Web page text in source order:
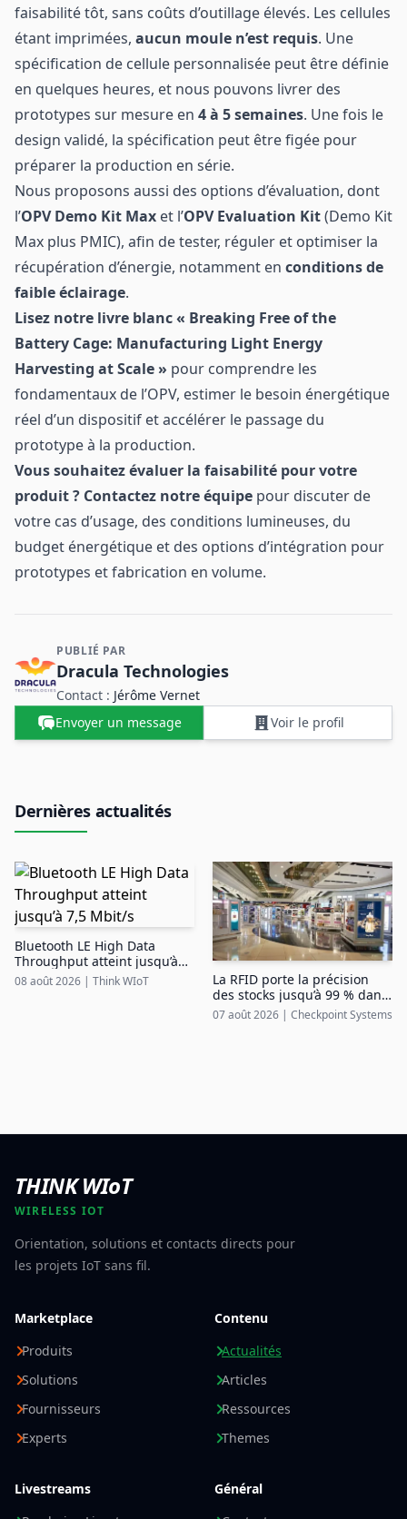
faisabilité tôt, sans coûts d’outillage élevés. Les cellules
étant imprimées, aucun moule n’est requis. Une
spécification de cellule personnalisée peut être définie
en quelques heures, et nous pouvons livrer des
prototypes sur mesure en 4 à 5 semaines. Une fois le
design validé, la spécification peut être figée pour
préparer la production en série.
Nous proposons aussi des options d’évaluation, dont
l’OPV Demo Kit Max et l’OPV Evaluation Kit(Demo Kit
Max plus PMIC), afin de tester, réguler et optimiser la
récupération d’énergie, notamment en conditions de
faible éclairage.
Lisez notre livre blanc « Breaking Free of the
Battery Cage: Manufacturing Light Energy
Harvesting at Scale » pour comprendre les
fondamentaux de l’OPV, estimer le besoin énergétique
réel d’un dispositif et accélérer le passage du
prototype à la production.
Vous souhaitez évaluer la faisabilité pour votre
produit ? Contactez notre équipe pour discuter de
votre cas d’usage, des conditions lumineuses, du
budget énergétique et des options d’intégration pour
prototypes et fabrication en volume.
Contact et informations sur l'entreprise
PUBLIÉ PAR
Dracula Technologies
Contact : Jérôme Vernet
Envoyer un message
Voir le profil
Dernières actualités
Bluetooth LE High Data
Throughput atteint jusqu’à
7,5 Mbit/s
08 août 2026 | Think WIoT
La RFID porte la précision
des stocks jusqu’à 99 % dans
le duty free aéroportuaire
07 août 2026 | Checkpoint Systems
THINK WIoT
WIRELESS IOT
Orientation, solutions et contacts directs pour
les projets IoT sans fil.
Marketplace
Produits
Solutions
Fournisseurs
Experts
Contenu
Actualités
Articles
Ressources
Themes
Livestreams
Général